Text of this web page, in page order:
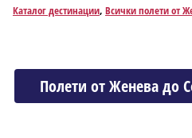
Каталог дестинации, Всички полети от
Полети от Женева до